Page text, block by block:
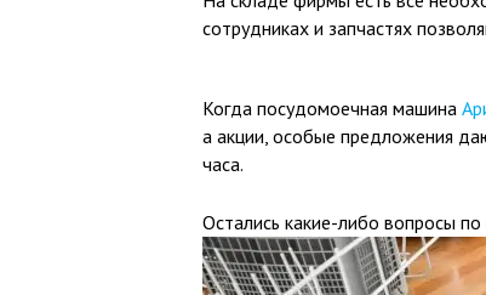
сотрудниках и запчастях
Когда посудомоечная машина
а акции, особые предложения
часа.
Остались какие-либо вопросы